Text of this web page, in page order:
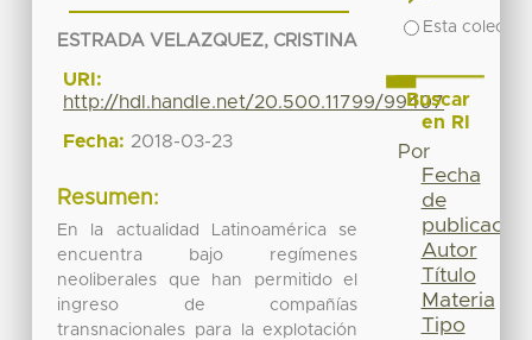
ESTRADA VELAZQUEZ, CRISTINA
URI:
http://hdl.handle.net/20.500.11799/99407
Fecha: 2018-03-23
Resumen:
En la actualidad Latinoamérica se
encuentra bajo regímenes
neoliberales que han permitido el
ingreso de compañías
transnacionales para la explotación
Esta
Buscar
en RI
Por
Fecha
de
publicación
Autor
Título
Materia
Tipo